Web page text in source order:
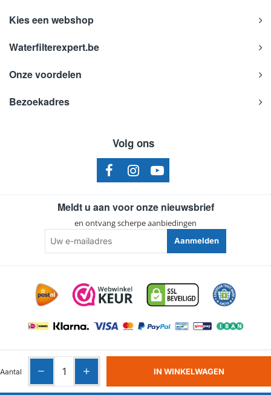
Aantal IN WINKELWAGEN
Kies een webshop
Waterfilterexpert.be
Onze voordelen
Bezoekadres
Volg ons
Meldt u aan voor onze nieuwsbrief
en ontvang scherpe aanbiedingen
e-
mailadres
Aanmelden
Algemene voorwaarden Privacy | Cookies